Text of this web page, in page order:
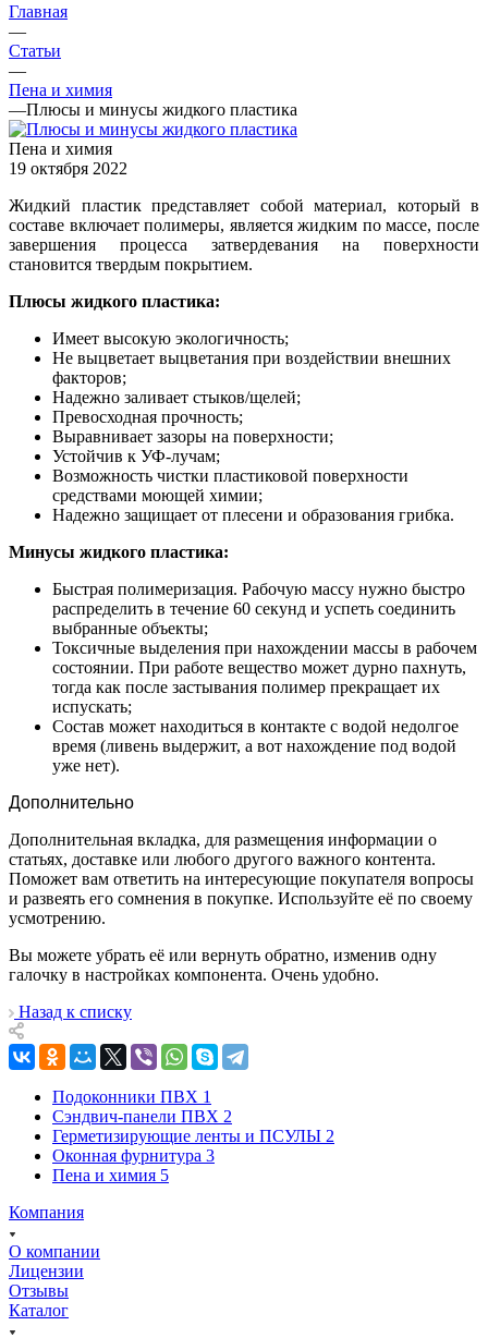
Главная
—
Статьи
—
Пена и химия
—Плюсы и минусы жидкого пластика
Пена и химия
19 октября 2022
Жидкий пластик представляет собой материал, который в
составе включает полимеры, является жидким по массе, после
завершения процесса затвердевания на поверхности
становится твердым покрытием.
Плюсы жидкого пластика:
Имеет высокую экологичность;
Не выцветает выцветания при воздействии внешних
факторов;
Надежно заливает стыков/щелей;
Превосходная прочность;
Выравнивает зазоры на поверхности;
Устойчив к УФ-лучам;
Возможность чистки пластиковой поверхности
средствами моющей химии;
Надежно защищает от плесени и образования грибка.
Минусы жидкого пластика:
Быстрая полимеризация. Рабочую массу нужно быстро
распределить в течение 60 секунд и успеть соединить
выбранные объекты;
Токсичные выделения при нахождении массы в рабочем
состоянии. При работе вещество может дурно пахнуть,
тогда как после застывания полимер прекращает их
испускать;
Состав может находиться в контакте с водой недолгое
время (ливень выдержит, а вот нахождение под водой
уже нет).
Дополнительно
Дополнительная вкладка, для размещения информации о
статьях, доставке или любого другого важного контента.
Поможет вам ответить на интересующие покупателя вопросы
и развеять его сомнения в покупке. Используйте её по своему
усмотрению.
Вы можете убрать её или вернуть обратно, изменив одну
галочку в настройках компонента. Очень удобно.
Назад к списку
Подоконники ПВХ 1
Сэндвич-панели ПВХ 2
Герметизирующие ленты и ПСУЛЫ 2
Оконная фурнитура 3
Пена и химия 5
Компания
О компании
Лицензии
Отзывы
Каталог